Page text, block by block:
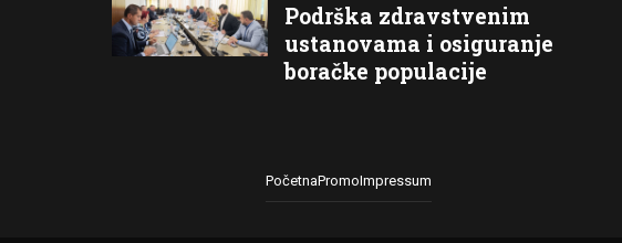
Podrška zdravstvenim
ustanovama i osiguranje
boračke populacije
PočetnaPromoImpressum